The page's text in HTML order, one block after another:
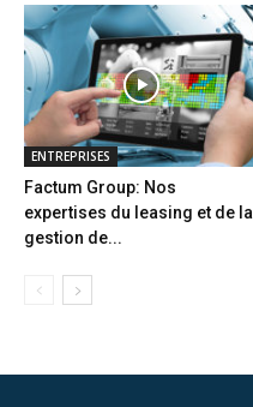
ENTREPRISES
Factum Group: Nos
expertises du leasing et de la
gestion de...